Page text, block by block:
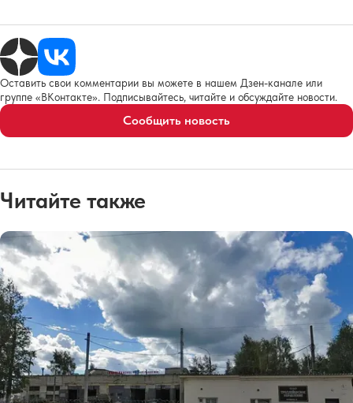
Оставить свои комментарии вы можете в нашем Дзен-канале или
группе «ВКонтакте». Подписывайтесь, читайте и обсуждайте новости.
Сообщить новость
Читайте также